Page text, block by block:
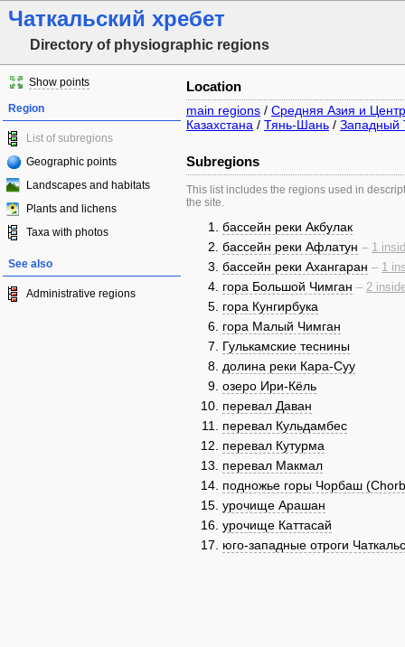
Чаткальский хребет
Directory of physiographic regions
Show points
Region
List of subregions
Geographic points
Landscapes and habitats
Plants and lichens
Taxa with photos
See also
Administrative regions
Location
main regions / Средняя Азия и
Казахстана / Тянь-Шань / Западный
Subregions
This list includes the regions used in
the site.
бассейн реки Акбулак
бассейн реки Афлатун – 1
бассейн реки Ахангаран – 1
гора Большой Чимган – 2
гора Кунгирбука
гора Малый Чимган
Гулькамские теснины
долина реки Кара-Суу
озеро Ири-Кёль
перевал Даван
перевал Кульдамбес
перевал Кутурма
перевал Макмал
подножье горы Чорбаш
урочище Арашан
урочище Каттасай
юго-западные отроги